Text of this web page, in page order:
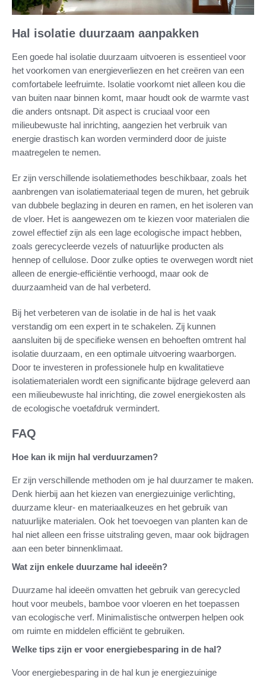
Hal isolatie duurzaam aanpakken
Een goede hal isolatie duurzaam uitvoeren is essentieel voor
het voorkomen van energieverliezen en het creëren van een
comfortabele leefruimte. Isolatie voorkomt niet alleen kou die
van buiten naar binnen komt, maar houdt ook de warmte vast
die anders ontsnapt. Dit aspect is cruciaal voor een
milieubewuste hal inrichting, aangezien het verbruik van
energie drastisch kan worden verminderd door de juiste
maatregelen te nemen.
Er zijn verschillende isolatiemethodes beschikbaar, zoals het
aanbrengen van isolatiemateriaal tegen de muren, het gebruik
van dubbele beglazing in deuren en ramen, en het isoleren van
de vloer. Het is aangewezen om te kiezen voor materialen die
zowel effectief zijn als een lage ecologische impact hebben,
zoals gerecycleerde vezels of natuurlijke producten als
hennep of cellulose. Door zulke opties te overwegen wordt niet
alleen de energie-efficiëntie verhoogd, maar ook de
duurzaamheid van de hal verbeterd.
Bij het verbeteren van de isolatie in de hal is het vaak
verstandig om een expert in te schakelen. Zij kunnen
aansluiten bij de specifieke wensen en behoeften omtrent hal
isolatie duurzaam, en een optimale uitvoering waarborgen.
Door te investeren in professionele hulp en kwalitatieve
isolatiematerialen wordt een significante bijdrage geleverd aan
een milieubewuste hal inrichting, die zowel energiekosten als
de ecologische voetafdruk vermindert.
FAQ
Hoe kan ik mijn hal verduurzamen?
Er zijn verschillende methoden om je hal duurzamer te maken.
Denk hierbij aan het kiezen van energiezuinige verlichting,
duurzame kleur- en materiaalkeuzes en het gebruik van
natuurlijke materialen. Ook het toevoegen van planten kan de
hal niet alleen een frisse uitstraling geven, maar ook bijdragen
aan een beter binnenklimaat.
Wat zijn enkele duurzame hal ideeën?
Duurzame hal ideeën omvatten het gebruik van gerecycled
hout voor meubels, bamboe voor vloeren en het toepassen
van ecologische verf. Minimalistische ontwerpen helpen ook
om ruimte en middelen efficiënt te gebruiken.
Welke tips zijn er voor energiebesparing in de hal?
Voor energiebesparing in de hal kun je energiezuinige